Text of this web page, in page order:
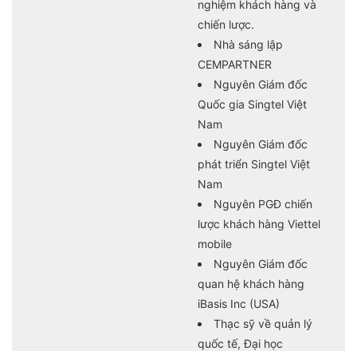
nghiệm khách hàng và
chiến lược.
Nhà sáng lập
CEMPARTNER
Nguyên Giám đốc
Quốc gia Singtel Việt
Nam
Nguyên Giám đốc
phát triển Singtel Việt
Nam
Nguyên PGĐ chiến
lược khách hàng Viettel
mobile
Nguyên Giám đốc
quan hệ khách hàng
iBasis Inc (USA)
Thạc sỹ về quản lý
quốc tế, Đại học